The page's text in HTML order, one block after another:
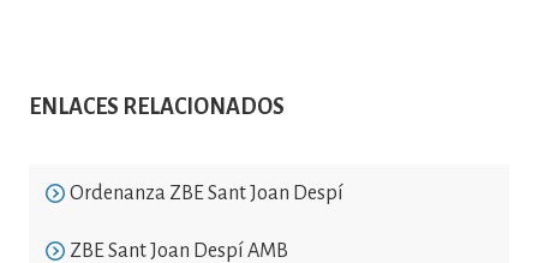
ENLACES RELACIONADOS
Ordenanza ZBE Sant Joan Despí
ZBE Sant Joan Despí AMB